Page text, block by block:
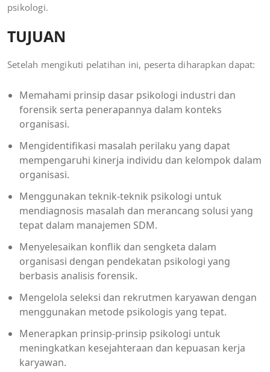
psikologi.
TUJUAN
Setelah mengikuti pelatihan ini, peserta diharapkan dapat:
Memahami prinsip dasar psikologi industri dan
forensik serta penerapannya dalam konteks
organisasi.
Mengidentifikasi masalah perilaku yang dapat
mempengaruhi kinerja individu dan kelompok dalam
organisasi.
Menggunakan teknik-teknik psikologi untuk
mendiagnosis masalah dan merancang solusi yang
tepat dalam manajemen SDM.
Menyelesaikan konflik dan sengketa dalam
organisasi dengan pendekatan psikologi yang
berbasis analisis forensik.
Mengelola seleksi dan rekrutmen karyawan dengan
menggunakan metode psikologis yang tepat.
Menerapkan prinsip-prinsip psikologi untuk
meningkatkan kesejahteraan dan kepuasan kerja
karyawan.